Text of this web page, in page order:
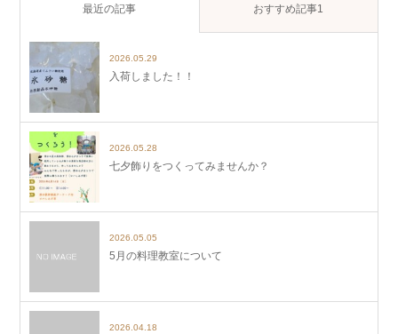
最近の記事 おすすめ記事1
2026.05.29
入荷しました！！
2026.05.28
七夕飾りをつくってみませんか？
2026.05.05
5月の料理教室について
2026.04.18